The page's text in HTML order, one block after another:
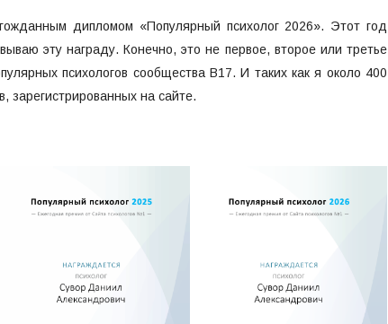
дипломом «Популярный психолог 2026». Этот год
эту награду. Конечно, это не первое, второе или третье
психологов сообщества B17. И таких как я около 400
зарегистрированных на сайте.